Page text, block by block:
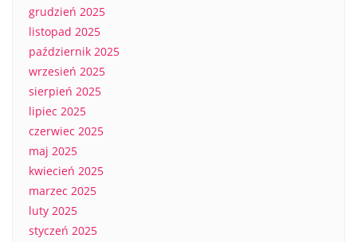
grudzień 2025
listopad 2025
październik 2025
wrzesień 2025
sierpień 2025
lipiec 2025
czerwiec 2025
maj 2025
kwiecień 2025
marzec 2025
luty 2025
styczeń 2025